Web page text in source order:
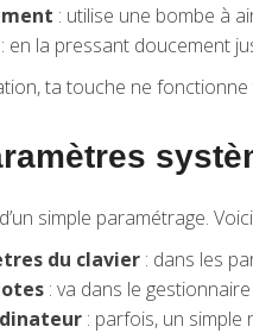
: utilise une bombe à
: en la pressant doucement
ta touche ne fonctionne
simple paramétrage.
du clavier : dans les
: va dans le
: parfois, un